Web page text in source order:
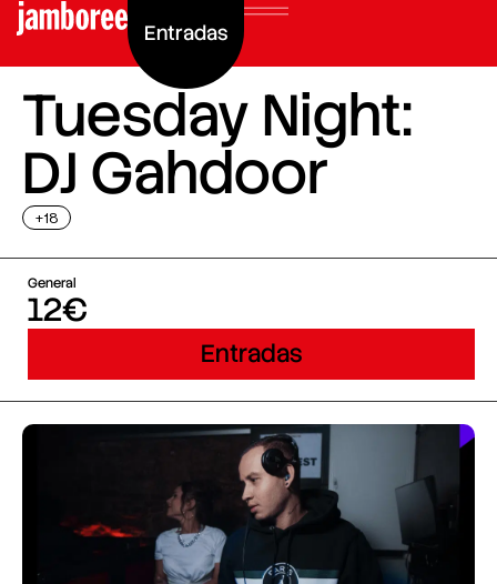
Entradas
Tuesday Night:
DJ Gahdoor
+18
General
12€
Entradas